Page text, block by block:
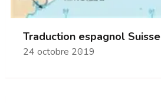
Traduction espagnol Suisse
24 octobre 2019